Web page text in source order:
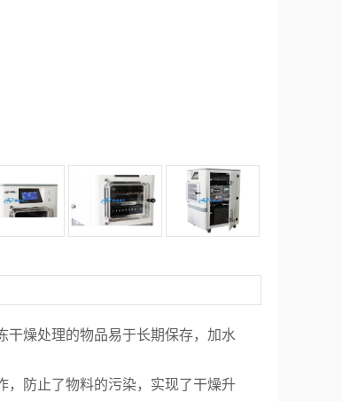
燥处理的物品易于长期保存，加水
，防止了物料的污染，实现了干燥升